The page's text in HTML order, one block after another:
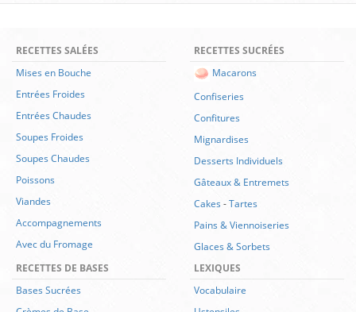
RECETTES SALÉES
Mises en Bouche
Entrées Froides
Entrées Chaudes
Soupes Froides
Soupes Chaudes
Poissons
Viandes
Accompagnements
Avec du Fromage
RECETTES SUCRÉES
Macarons
Confiseries
Confitures
Mignardises
Desserts Individuels
Gâteaux & Entremets
Cakes-Tartes
Pains & Viennoiseries
Glaces & Sorbets
RECETTES DE BASES
Bases Sucrées
LEXIQUES
Vocabulaire